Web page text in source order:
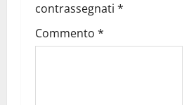
contrassegnati *
Commento *